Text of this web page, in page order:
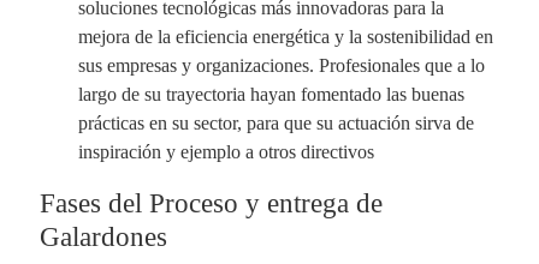
soluciones tecnológicas más innovadoras para la
mejora de la eficiencia energética y la sostenibilidad en
sus empresas y organizaciones. Profesionales que a lo
largo de su trayectoria hayan fomentado las buenas
prácticas en su sector, para que su actuación sirva de
inspiración y ejemplo a otros directivos
Fases del Proceso y entrega de
Galardones